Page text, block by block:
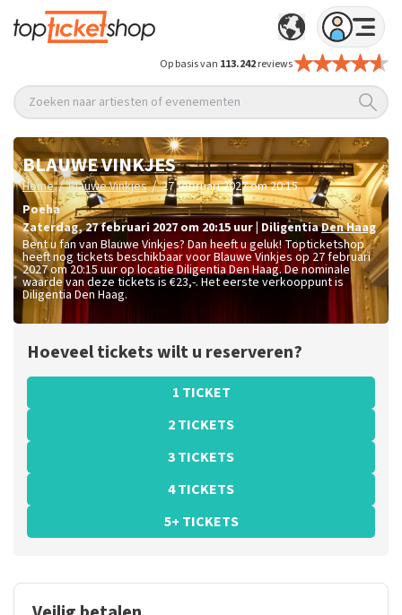
Op basis van 113.242reviews
Zoeken naar artiesten of evenementen
BLAUWE VINKJES
Home / Blauwe Vinkjes / 27 februari 2027 om 20:15
Poeha
zaterdag,27 februari 2027 om 20:15 uur |DiligentiaDen Haag
Bent u fan van Blauwe Vinkjes? Dan heeft u geluk! Topticketshop
heeft nog tickets beschikbaar voor Blauwe Vinkjes op 27 februari
2027 om 20:15 uur op locatie Diligentia Den Haag. De nominale
waarde van deze tickets is €23,-. Het eerste verkooppunt is
Diligentia Den Haag.
Hoeveel tickets wilt u reserveren?
1 TICKET
2 TICKETS
3 TICKETS
4 TICKETS
5+ TICKETS